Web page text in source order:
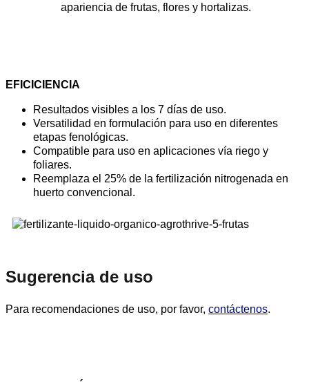
apariencia de frutas, flores y hortalizas.
EFICICIENCIA
Resultados visibles a los 7 días de uso.
Versatilidad en formulación para uso en diferentes
etapas fenológicas.
Compatible para uso en aplicaciones vía riego y
foliares.
Reemplaza el 25% de la fertilización nitrogenada en
huerto convencional.
Sugerencia de uso
Para recomendaciones de uso, por favor, contáctenos.